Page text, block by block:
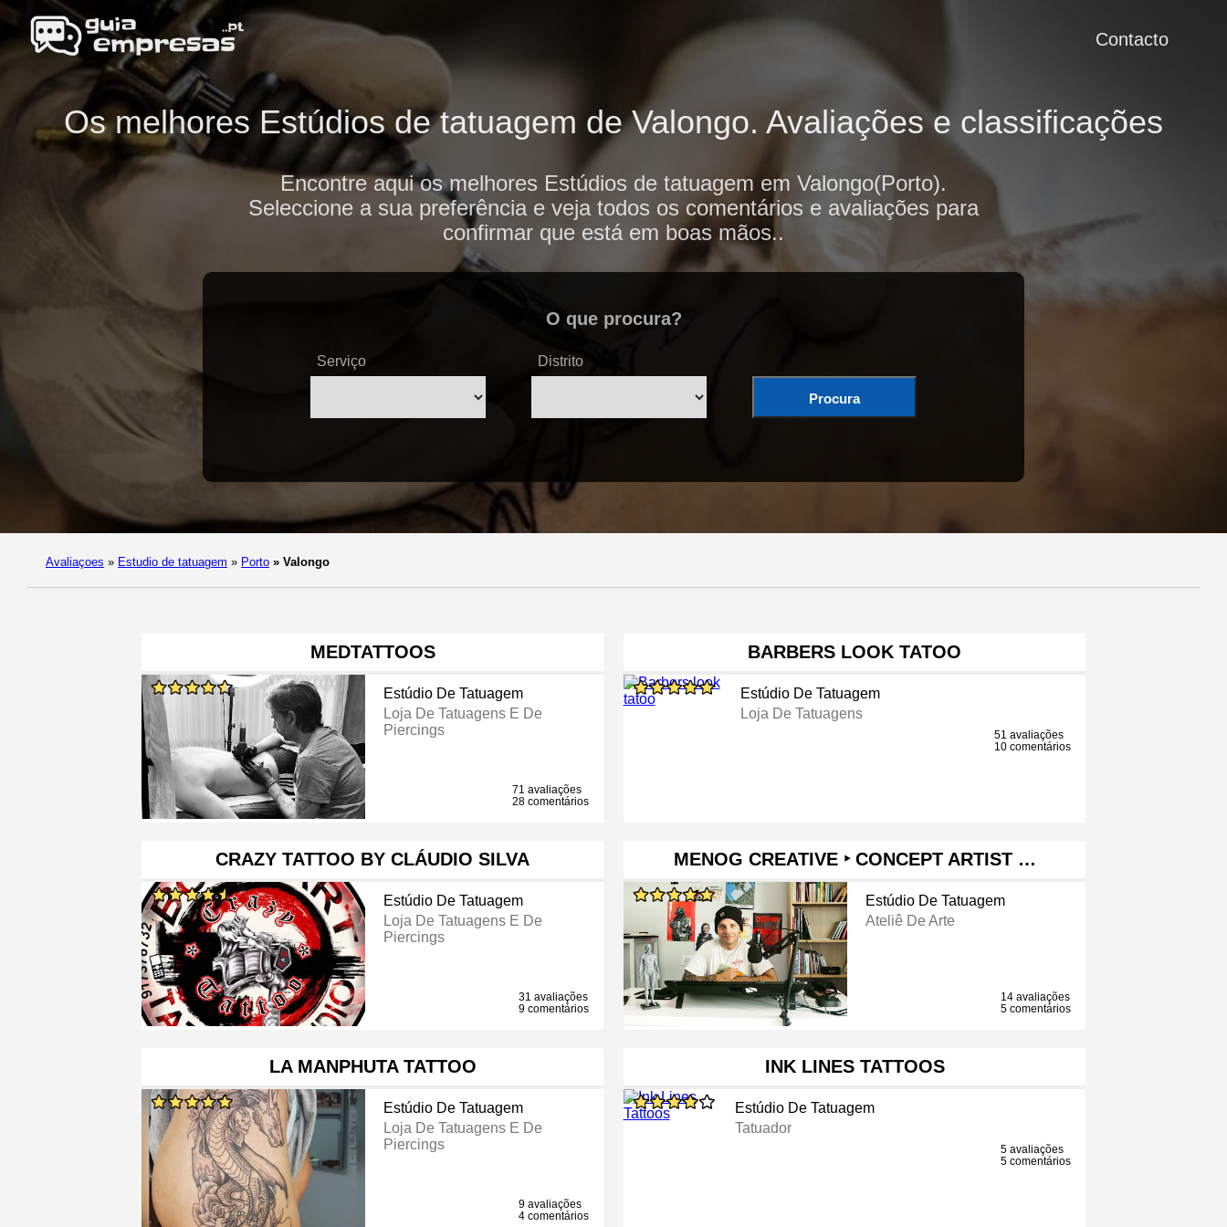
Contacto
Os melhores Estúdios de tatuagem de Valongo. Avaliações e classificações
Encontre aqui os melhores Estúdios de tatuagem em Valongo(Porto).
Seleccione a sua preferência e veja todos os comentários e avaliações para
confirmar que está em boas mãos..
O que procura?
Serviço Distrito
Procura
Avaliaçoes » Estudio de tatuagem » Porto » Valongo
MEDTATTOOS
Estúdio De Tatuagem
Loja De Tatuagens E De
Piercings
71 avaliações
28 comentários
BARBERS LOOK TATOO
Estúdio De Tatuagem
Loja De Tatuagens
51 avaliações
10 comentários
CRAZY TATTOO BY CLÁUDIO SILVA
Estúdio De Tatuagem
Loja De Tatuagens E De
Piercings
31 avaliações
9 comentários
MENOG CREATIVE ‣ CONCEPT ARTIST …
Estúdio De Tatuagem
Ateliê De Arte
14 avaliações
5 comentários
LA MANPHUTA TATTOO
Estúdio De Tatuagem
Loja De Tatuagens E De
Piercings
9 avaliações
4 comentários
INK LINES TATTOOS
Estúdio De Tatuagem
Tatuador
5 avaliações
5 comentários